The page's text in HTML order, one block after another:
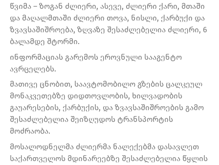
წვიმა – ზოგან ძლიერი, ასევე, ძლიერი ქარი, მთაში
და მაღალმთაში ძლიერი თოვა, ნისლი, ქარბუქი და
ზვავსაშიშროება, ზღვაზე შესაძლებელია ძლიერი, 6
ბალამდე შტორმი.
ინფორმაციას გარემოს ეროვნული სააგენტო
ავრცელებს.
მათივე ცნობით, საავტომობილო გზების ცალკეულ
მონაკვეთებზე დიდთოვლობის, ხილვადობის
გაუარესების, ქარბუქის, და ზვავსაშიშროების გამო
შესაძლებელია შეიზღუდოს ტრანსპორტის
მოძრაობა.
მოსალოდნელმა ძლიერმა ნალექებმა დასავლეთ
საქართველოს მდინარეებზე შესაძლებელია წყლის